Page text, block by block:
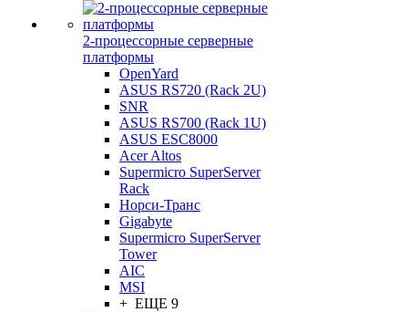
2-процессорные серверные
платформы
OpenYard
ASUS RS720 (Rack 2U)
SNR
ASUS RS700 (Rack 1U)
ASUS ESC8000
Acer Altos
Supermicro SuperServer
Rack
Норси-Транс
Gigabyte
Supermicro SuperServer
Tower
AIC
MSI
+ ЕЩЕ 9